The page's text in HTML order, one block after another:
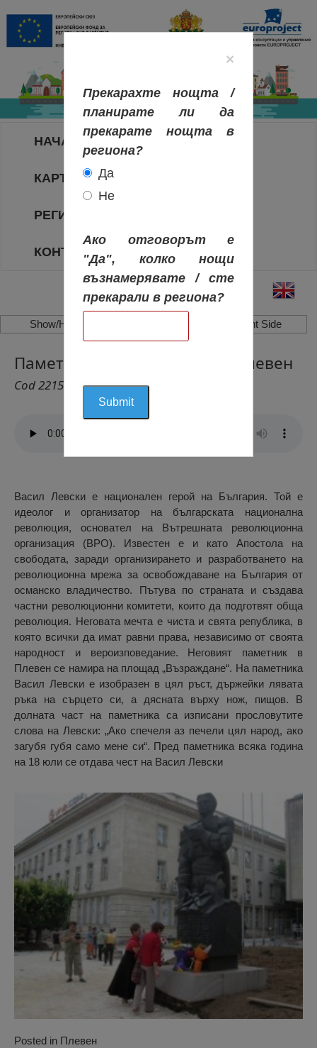
НАЧАЛО
КАРТА НА РЕГИОНИТЕ
РЕГИОНИ
КОНТАКТИ
Show/Hide Left Side Show/Hide Right Side
Паметник на Васил Левски, Плевен
Cod 2215
Васил Левски е национален герой на България. Той е
идеолог и организатор на българската национална
революция, основател на Вътрешната революционна
организация (ВРО). Известен е и като Апостола на
свободата, заради организирането и разработването на
революционна мрежа за освобождаване на България от
османско владичество. Пътува по страната и създава
частни революционни комитети, които да подготвят обща
революция. Неговата мечта е чиста и свята република, в
която всички да имат равни права, независимо от своята
народност и вероизповедание. Неговият паметник в
Плевен се намира на площад „Възраждане“. На паметника
Васил Левски е изобразен в цял ръст, държейки лявата
ръка на сърцето си, а дясната върху нож, пищов. В
долната част на паметника са изписани прословутите
слова на Левски: „Ако спечеля аз печели цял народ, ако
загубя губя само мене си“. Пред паметника всяка година
на 18 юли се отдава чест на Васил Левски
×
Прекарахте нощта /
планирате ли да
прекарате нощта в
региона?
Да
Не
Ако отговорът е
"Да", колко нощи
възнамерявате / сте
прекарали в региона?
Posted in Плевен